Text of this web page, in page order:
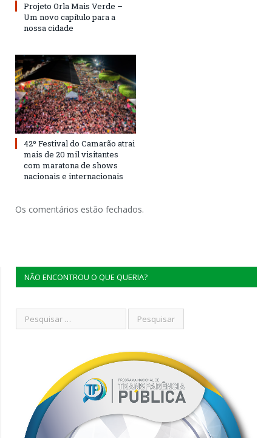
Projeto Orla Mais Verde –
Um novo capítulo para a
nossa cidade
42º Festival do Camarão atrai
mais de 20 mil visitantes
com maratona de shows
nacionais e internacionais
Os comentários estão fechados.
NÃO ENCONTROU O QUE QUERIA?